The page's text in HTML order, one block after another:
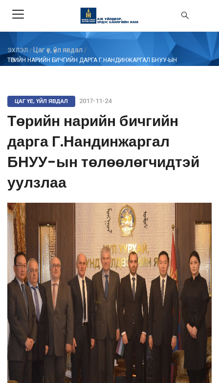
ЭХЛЭЛ / Цаг үе, үйл явдал /
ТӨРИЙН НАРИЙН БИЧГИЙН ДАРГА Г.НАНДИНЖАРГАЛ БНУУ-ЫН
ЦАГ ҮЕ, ҮЙЛ ЯВДАЛ 2017-11-24
Төрийн нарийн бичгийн
дарга Г.Нандинжаргал
БНУУ-ын төлөөлөгчидтэй
уулзлаа